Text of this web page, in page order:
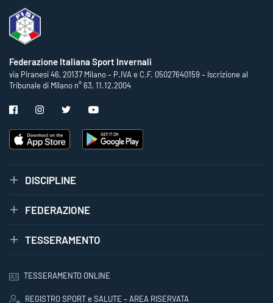
Federazione Italiana Sport Invernali
via Piranesi 46, 20137 Milano – P.IVA e C.F. 05027640159 – Iscrizione al
Tribunale di Milano n° 63, 11.12.2004
DISCIPLINE
FEDERAZIONE
TESSERAMENTO
TESSERAMENTO ONLINE
REGISTRO SPORT e SALUTE – AREA RISERVATA